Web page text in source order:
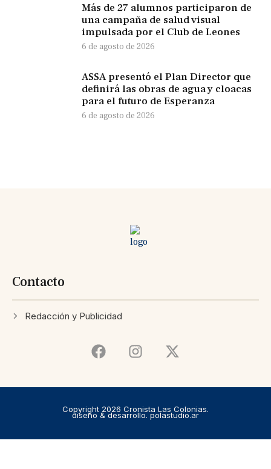
Más de 27 alumnos participaron de
una campaña de salud visual
impulsada por el Club de Leones
6 de agosto de 2026
ASSA presentó el Plan Director que
definirá las obras de agua y cloacas
para el futuro de Esperanza
6 de agosto de 2026
Contacto
Redacción y Publicidad
Copyright 2026 Cronista Las Colonias.
diseño & desarrollo. polastudio.ar